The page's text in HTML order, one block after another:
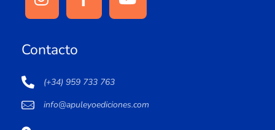
Contacto
(+34) 959 733 763
info@apuleyoediciones.com